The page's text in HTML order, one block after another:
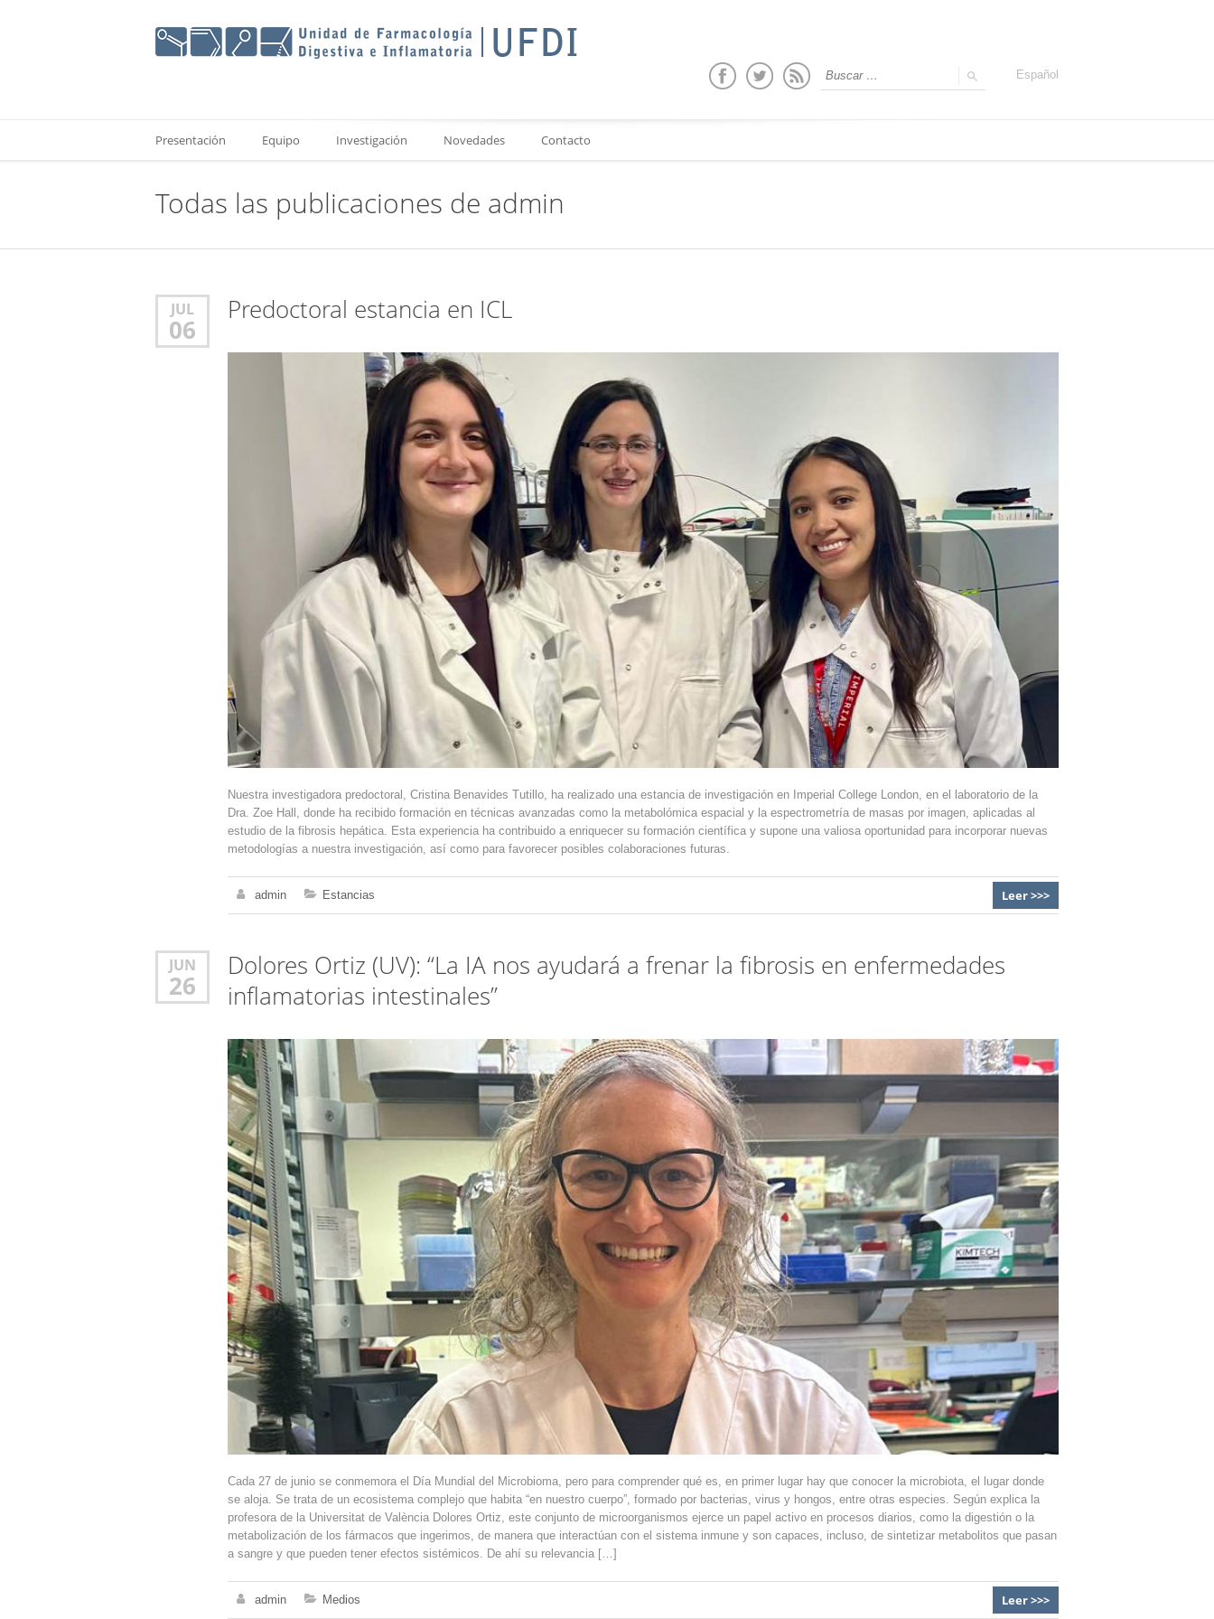
Español
Presentación Equipo Investigación Novedades Contacto
Todas las publicaciones de admin
JUL
06
Predoctoral estancia en ICL
Nuestra investigadora predoctoral, Cristina Benavides Tutillo, ha realizado una estancia de investigación en Imperial College London, en el laboratorio de la
Dra. Zoe Hall, donde ha recibido formación en técnicas avanzadas como la metabolómica espacial y la espectrometría de masas por imagen, aplicadas al
estudio de la fibrosis hepática. Esta experiencia ha contribuido a enriquecer su formación científica y supone una valiosa oportunidad para incorporar nuevas
metodologías a nuestra investigación, así como para favorecer posibles colaboraciones futuras.
admin Estancias Leer >>>
JUN
26
Dolores Ortiz (UV): “La IA nos ayudará a frenar la fibrosis en enfermedades
inflamatorias intestinales”
Cada 27 de junio se conmemora el Día Mundial del Microbioma, pero para comprender qué es, en primer lugar hay que conocer la microbiota, el lugar donde
se aloja. Se trata de un ecosistema complejo que habita “en nuestro cuerpo”, formado por bacterias, virus y hongos, entre otras especies. Según explica la
profesora de la Universitat de València Dolores Ortiz, este conjunto de microorganismos ejerce un papel activo en procesos diarios, como la digestión o la
metabolización de los fármacos que ingerimos, de manera que interactúan con el sistema inmune y son capaces, incluso, de sintetizar metabolitos que pasan
a sangre y que pueden tener efectos sistémicos. De ahí su relevancia […]
admin Medios Leer >>>